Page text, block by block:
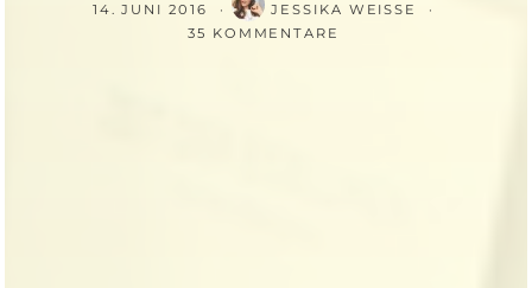
14. JUNI 2016
JESSIKA WEISSE
35 KOMMENTARE